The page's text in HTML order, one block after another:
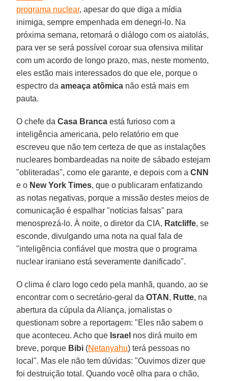
programa nuclear, apesar do que diga a mídia
inimiga, sempre empenhada em denegri-lo. Na
próxima semana, retomará o diálogo com os aiatolás,
para ver se será possível coroar sua ofensiva militar
com um acordo de longo prazo, mas, neste momento,
eles estão mais interessados ​​do que ele, porque o
espectro daameaça atômica não está mais em
pauta.
O chefe daCasa Branca está furioso com a
inteligência americana, pelo relatório em que
escreveu que não tem certeza de que as instalações
nucleares bombardeadas na noite de sábado estejam
"obliteradas", como ele garante, e depois com aCNN
e o New York Times, que o publicaram enfatizando
as notas negativas, porque a missão destes meios de
comunicação é espalhar "notícias falsas" para
menosprezá-lo. À noite, o diretor da CIA, Ratcliffe, se
esconde, divulgando uma nota na qual fala de
"inteligência confiável que mostra que o programa
nuclear iraniano está severamente danificado".
O clima é claro logo cedo pela manhã, quando, ao se
encontrar com o secretário-geral da OTAN , Rutte, na
abertura da cúpula da Aliança, jornalistas o
questionam sobre a reportagem: "Eles não sabem o
que aconteceu. Acho que Israel nos dirá muito em
breve, porque Bibi (Netanyahu) terá pessoas no
local". Mas ele não tem dúvidas: "Ouvimos dizer que
foi destruição total. Quando você olha para o chão,